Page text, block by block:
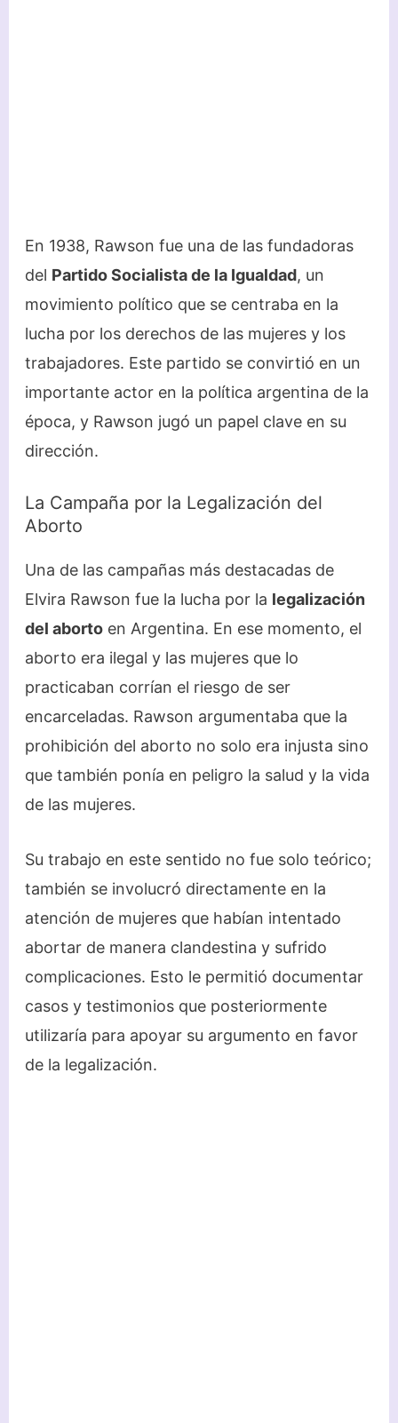
En 1938, Rawson fue una de las fundadoras
del Partido Socialista de la Igualdad, un
movimiento político que se centraba en la
lucha por los derechos de las mujeres y los
trabajadores. Este partido se convirtió en un
importante actor en la política argentina de la
época, y Rawson jugó un papel clave en su
dirección.
La Campaña por la Legalización del
Aborto
Una de las campañas más destacadas de
Elvira Rawson fue la lucha por la legalización
del abortoen Argentina. En ese momento, el
aborto era ilegal y las mujeres que lo
practicaban corrían el riesgo de ser
encarceladas. Rawson argumentaba que la
prohibición del aborto no solo era injusta sino
que también ponía en peligro la salud y la vida
de las mujeres.
Su trabajo en este sentido no fue solo teórico;
también se involucró directamente en la
atención de mujeres que habían intentado
abortar de manera clandestina y sufrido
complicaciones. Esto le permitió documentar
casos y testimonios que posteriormente
utilizaría para apoyar su argumento en favor
de la legalización.